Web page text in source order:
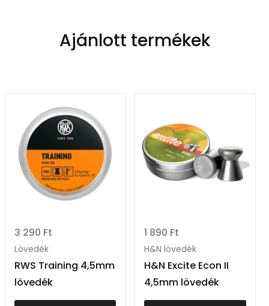
Ajánlott termékek
3 290 Ft
Lövedék
RWS Training 4,5mm
lövedék
1 890 Ft
H&N lövedék
H&N Excite Econ II
4,5mm lövedék